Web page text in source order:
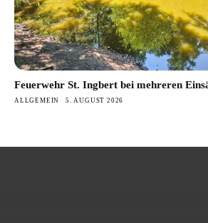
Feuerwehr St. Ingbert bei mehreren
ALLGEMEIN 5. AUGUST 2026